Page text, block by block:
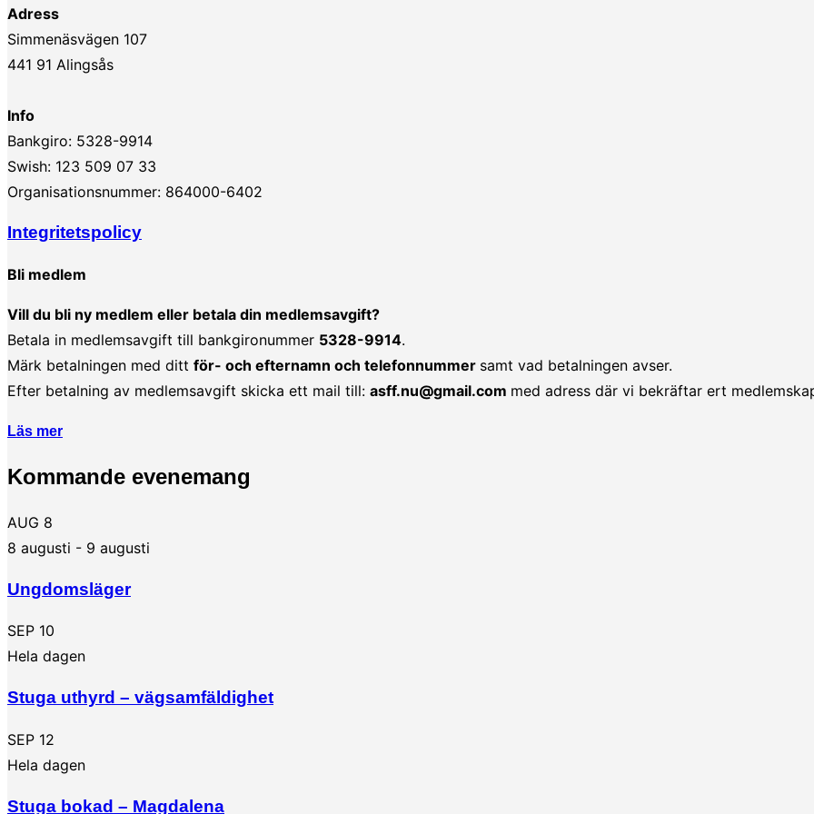
Adress
Simmenäsvägen 107
441 91 Alingsås
Info
Bankgiro: 5328-9914
Swish: 123 509 07 33
Organisationsnummer: 864000-6402
Integritetspolicy
Bli medlem
Vill du bli ny medlem eller betala din medlemsavgift?
Betala in medlemsavgift till bankgironummer 5328-9914.
Märk betalningen med ditt för- och efternamn och telefonnummer samt vad betalningen avser.
Efter betalning av medlemsavgift skicka ett mail till: asff.nu@gmail.com med adress där vi bekräftar ert
Läs mer
Kommande evenemang
AUG 8
8 augusti - 9 augusti
Ungdomsläger
SEP 10
Hela dagen
Stuga uthyrd – vägsamfäldighet
SEP 12
Hela dagen
Stuga bokad – Magdalena